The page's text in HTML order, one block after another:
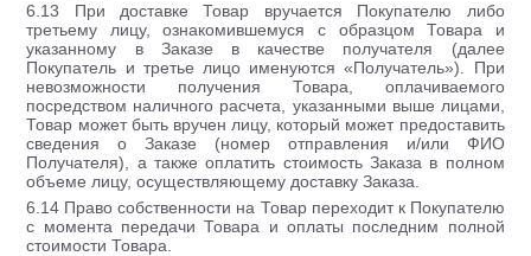
6.13 При доставке Товар вручается Покупателю либо
третьему лицу, ознакомившемуся с образцом Товара и
указанному в Заказе в качестве получателя (далее
Покупатель и третье лицо именуются «Получатель»). При
невозможности получения Товара, оплачиваемого
посредством наличного расчета, указанными выше лицами,
Товар может быть вручен лицу, который может предоставить
сведения о Заказе (номер отправления и/или ФИО
Получателя), а также оплатить стоимость Заказа в полном
объеме лицу, осуществляющему доставку Заказа.
6.14 Право собственности на Товар переходит к Покупателю
с момента передачи Товара и оплаты последним полной
стоимости Товара.